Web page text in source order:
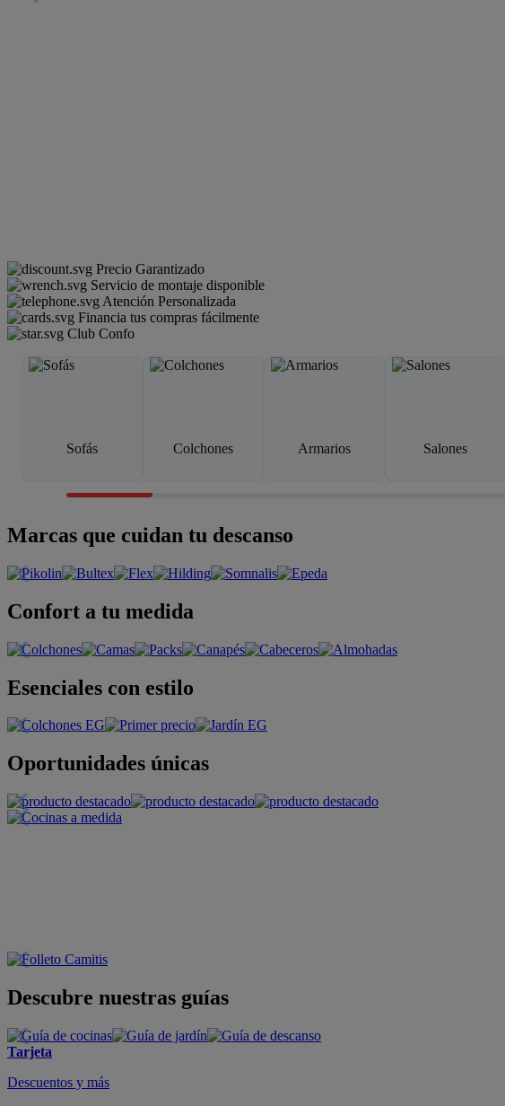
Precio Garantizado
Servicio de montaje disponible
Atención Personalizada
Financia tus compras fácilmente
Club Confo
Sofás Colchones Armarios Salones
Marcas que cuidan tu descanso
Confort a tu medida
Esenciales con estilo
Oportunidades únicas
Descubre nuestras guías
Tarjeta
Descuentos y más